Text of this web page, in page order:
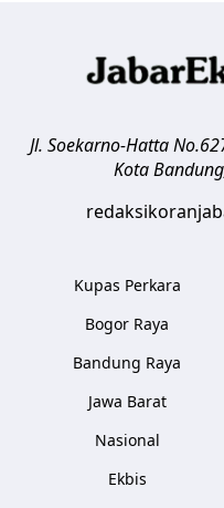
Jl. Soekarno-Hatta
Kota Bandung
Kupas Perkara
Bogor Raya
Bandung Raya
Jawa Barat
Nasional
Ekbis